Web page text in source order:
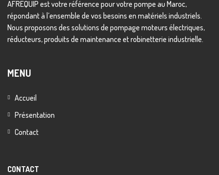
AFREQUIP est votre référence pour votre pompe au Maroc,
répondant à l’ensemble de vos besoins en matériels industriels.
Nous proposons des solutions de pompage moteurs électriques,
réducteurs, produits de maintenance et robinetterie industrielle.
MENU
Accueil
Présentation
Contact
CONTACT